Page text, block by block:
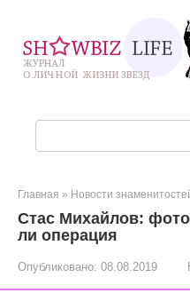
контенту
Главная » Новости
Стас Михайлов:
ли операция
Опубликовано: 08.08.2019